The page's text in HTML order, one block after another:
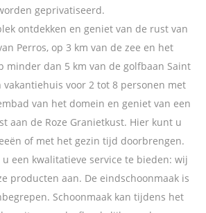
geprivatiseerd.
ontdekken en geniet van de rust van
Perros, op 3 km van de zee en het
minder dan 5 km van de golfbaan Saint
vakantiehuis voor 2 tot 8 personen met
van het domein en geniet van een
aan de Roze Granietkust. Hier kunt u
of met het gezin tijd doorbrengen.
een kwalitatieve service te bieden: wij
producten aan. De eindschoonmaak is
Schoonmaak kan tijdens het